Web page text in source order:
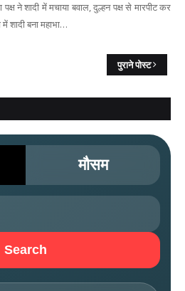
ने शादी में मचाया बवाल, दुल्हन पक्ष से मारपीट कर
शादी बना महाभा…
पुराने पोस्ट
मौसम
Search